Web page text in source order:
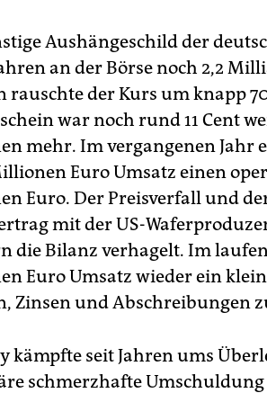
Aushängeschild der
an der Börse noch 2,2
rauschte der Kurs um knapp
war noch rund 11 Cent
mehr. Im vergangenen Jahr
Euro Umsatz einen
Euro. Der Preisverfall und
mit der US-
die Bilanz verhagelt. Im
Euro Umsatz wieder ein
Zinsen und Abschreibungen
kämpfte seit Jahren ums
schmerzhafte Umschuldung